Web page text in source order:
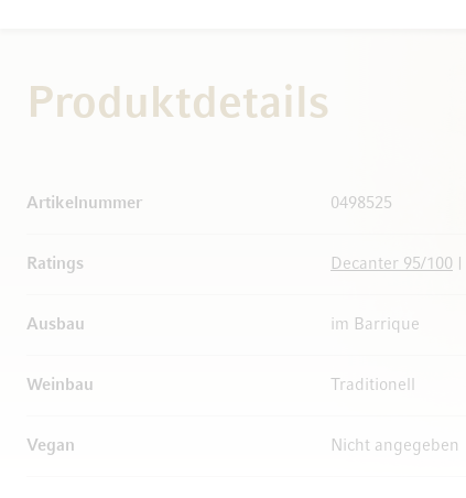
Produktdetails
Artikelnummer 0498525
Ratings Decanter 95/100
Ausbau im Barrique
Weinbau Traditionell
Vegan Nicht angegeben